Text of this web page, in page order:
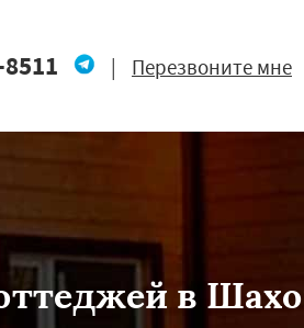
| Перезвоните мне
в